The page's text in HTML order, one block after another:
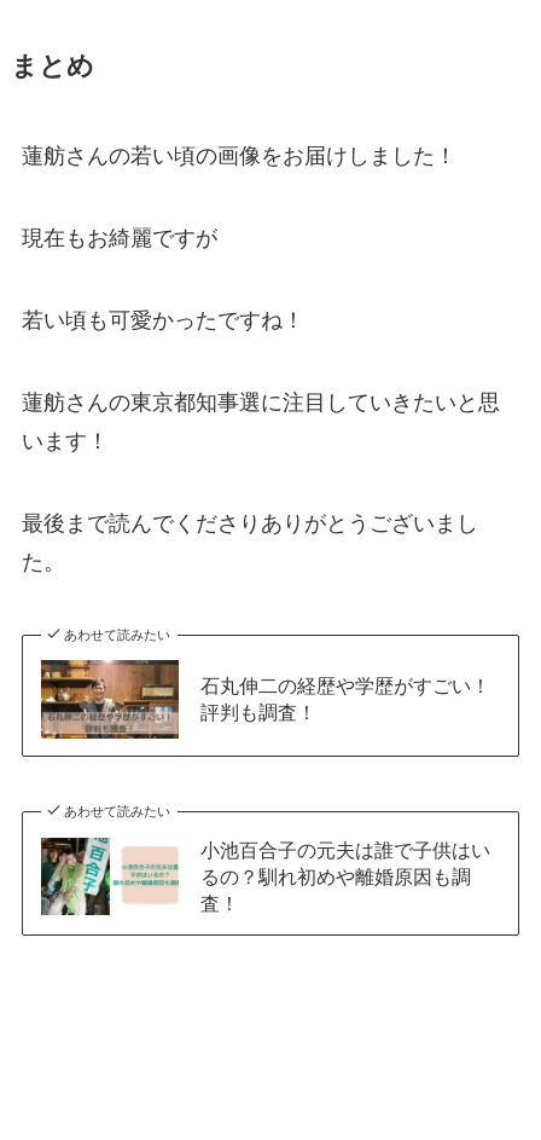
まとめ
蓮舫さんの若い頃の画像をお届けしました！
現在もお綺麗ですが
若い頃も可愛かったですね！
蓮舫さんの東京都知事選に注目していきたいと思
います！
最後まで読んでくださりありがとうございまし
た。
あわせて読みたい
石丸伸二の経歴や学歴がすごい！
評判も調査！
あわせて読みたい
小池百合子の元夫は誰で子供はい
るの？馴れ初めや離婚原因も調
査！